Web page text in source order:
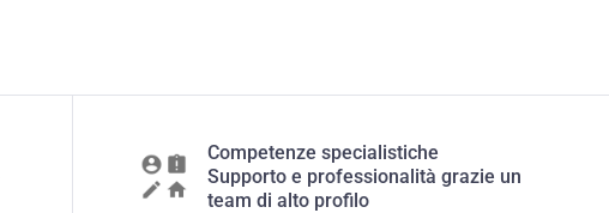
Competenze specialistiche
Supporto e professionalità grazie un
team di alto profilo